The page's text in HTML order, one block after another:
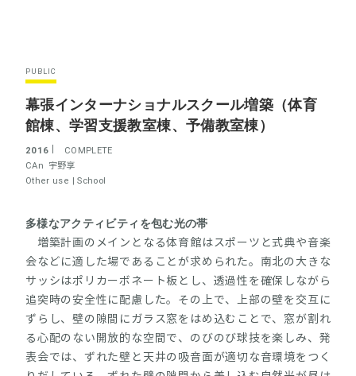
PUBLIC
幕張インターナショナルスクール増築（体育
館棟、学習支援教室棟、予備教室棟）
2016
COMPLETE
CAn 宇野享
Other use |School
多様なアクティビティを包む光の帯
増築計画のメインとなる体育館はスポーツと式典や音楽
会などに適した場であることが求められた。南北の大きな
サッシはポリカーボネート板とし、透過性を確保しながら
追突時の安全性に配慮した。その上で、上部の壁を交互に
ずらし、壁の隙間にガラス窓をはめ込むことで、窓が割れ
る心配のない開放的な空間で、のびのび球技を楽しみ、発
表会では、ずれた壁と天井の吸音面が適切な音環境をつく